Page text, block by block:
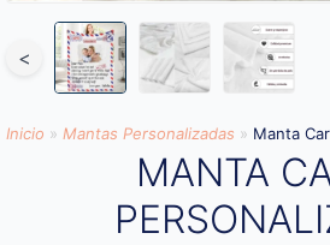
<
Inicio » Mantas Personalizadas » Manta
MANTA